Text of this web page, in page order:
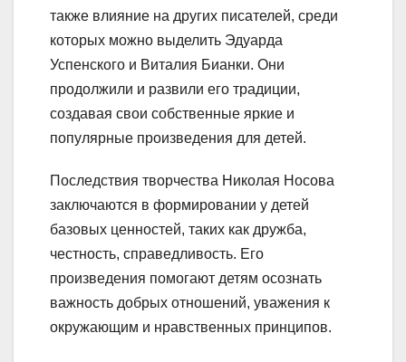
также влияние на других писателей, среди
которых можно выделить Эдуарда
Успенского и Виталия Бианки. Они
продолжили и развили его традиции,
создавая свои собственные яркие и
популярные произведения для детей.
Последствия творчества Николая Носова
заключаются в формировании у детей
базовых ценностей, таких как дружба,
честность, справедливость. Его
произведения помогают детям осознать
важность добрых отношений, уважения к
окружающим и нравственных принципов.